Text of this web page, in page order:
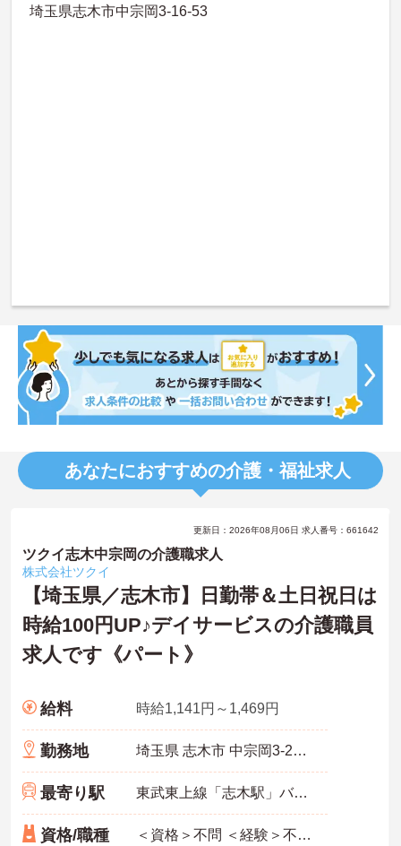
埼玉県志木市中宗岡3-16-53
あなたにおすすめの介護・福祉求人
更新日：2026年08月06日 求人番号：661642
ツクイ志木中宗岡の介護職求人
株式会社ツクイ
【埼玉県／志木市】日勤帯＆土日祝日は
時給100円UP♪デイサービスの介護職員
求人です《パート》
給料 時給1,141円～1,469円
勤務地 埼玉県 志木市 中宗岡3-26-36
最寄り駅 東武東上線「志木駅」バス・車7分
資格/職種 ＜資格＞不問 ＜経験＞不問 ※無資格者:入社半年以内に会社負担で認知症介護基礎研修受講